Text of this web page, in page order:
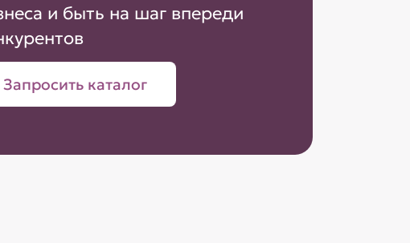
и быть на шаг впереди
Запросить каталог